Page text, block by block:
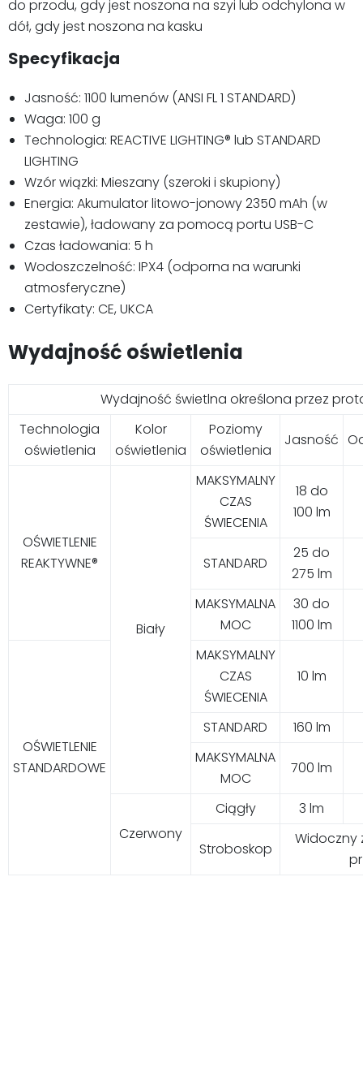
do przodu, gdy jest noszona na szyi lub odchylona w
dół, gdy jest noszona na kasku
Specyfikacja
Jasność: 1100 lumenów (ANSI FL 1 STANDARD)
Waga: 100 g
Technologia: REACTIVE LIGHTING® lub STANDARD
LIGHTING
Wzór wiązki: Mieszany (szeroki i skupiony)
Energia: Akumulator litowo-jonowy 2350 mAh (w
zestawie), ładowany za pomocą portu USB-C
Czas ładowania: 5 h
Wodoszczelność: IPX4 (odporna na warunki
atmosferyczne)
Certyfikaty: CE, UKCA
Wydajność oświetlenia
Wydajność świetlna określona przez
Technologia
oświetlenia
Kolor
oświetlenia
Poziomy
oświetlenia
Jasność
OŚWIETLENIE
REAKTYWNE®
Biały
MAKSYMALNY
CZAS
ŚWIECENIA
18 do
100 lm
STANDARD
25 do
275 lm
MAKSYMALNA
MOC
30 do
1100 lm
OŚWIETLENIE
STANDARDOWE
MAKSYMALNY
CZAS
ŚWIECENIA
10 lm
STANDARD
160 lm
MAKSYMALNA
MOC
700 lm
Czerwony
Ciągły 3 lm
Stroboskop
Widoczny